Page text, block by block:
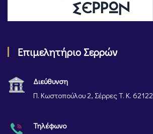
Επιμελητήριο Σερρών
Διεύθυνση
Π. Κωστοπούλου 2, Σέρρες Τ. Κ. 62122
Τηλέφωνο